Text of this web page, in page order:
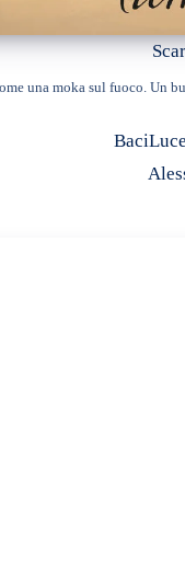
una moka sul fuoco. Un
BaciLuce